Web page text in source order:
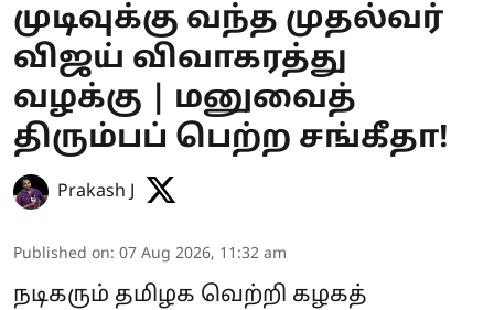
முடிவுக்கு வந்த முதல்வர்
விஜய் விவாகரத்து
வழக்கு | மனுவைத்
திரும்பப் பெற்ற சங்கீதா!
Prakash J
Published on: 07 Aug 2026, 11:32 am
நடிகரும் தமிழக வெற்றி கழகத்